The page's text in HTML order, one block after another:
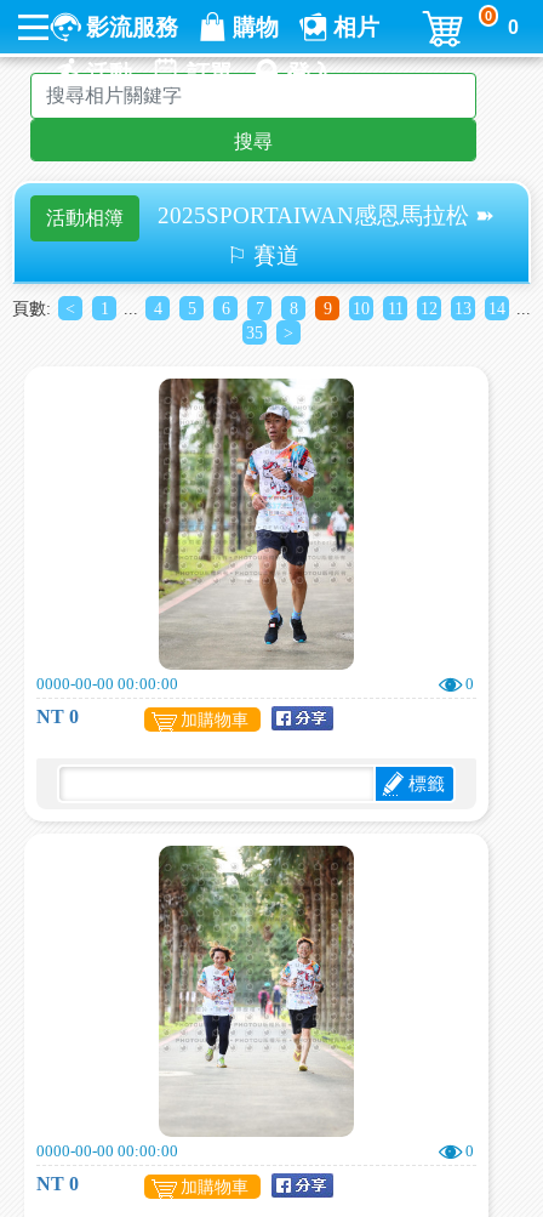
影流服務 購物
相片
活動
訂單 登入
0
0
搜尋
活動相簿
2025SPORTAIWAN感恩馬拉松 ➽
⚐ 賽道
頁數: < 1 4 5 6 7 8 9 10 11 12 13 14
35
>
0000-00-00 00:00:00 0
NT 0 加購物車
標籤
0000-00-00 00:00:00 0
NT 0 加購物車